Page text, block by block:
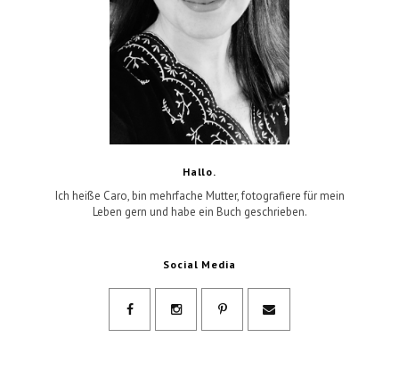
Hallo.
Ich heiße Caro, bin mehrfache Mutter, fotografiere für mein
Leben gern und habe ein Buch geschrieben.
Social Media